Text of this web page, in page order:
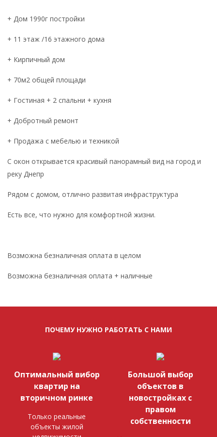
+ Дом 1990г постройки
+ 11 этаж /16 этажного дома
+ Кирпичный дом
+ 70м2 общей площади
+ Гостиная + 2 спальни + кухня
+ Добротный ремонт
+ Продажа с мебелью и техникой
С окон открывается красивый панорамный вид на город и
реку Днепр
Рядом с домом, отлично развитая инфраструктура
Есть все, что нужно для комфортной жизни.
Возможна безналичная оплата в целом
Возможна безналичная оплата + наличные
ПОЧЕМУ НУЖНО РАБОТАТЬ С НАМИ
Оптимальный вибор
квартир на
вторичном ринке
Только реальные
объекты жилой
Большой выбор
объектов в
новостройках с
правом
собственности